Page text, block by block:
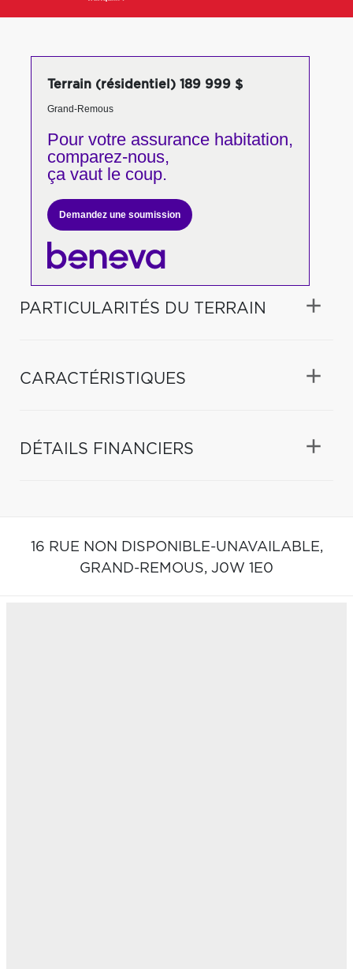
Terrain (résidentiel) 189 999 $
Grand-Remous
Pour votreassurance habitation,
comparez-nous,
ça vaut le coup.
Demandez une soumission
PARTICULARITÉS DU TERRAIN
CARACTÉRISTIQUES
DÉTAILS FINANCIERS
16 RUE NON DISPONIBLE-UNAVAILABLE,
GRAND-REMOUS, J0W 1E0